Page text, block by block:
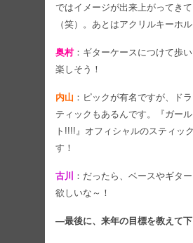
ではイメージが出来上がってき
（笑）。あとはアクリルキーホル
奥村：ギターケースにつけて歩い
楽しそう！
内山 ：ピックが有名ですが、ド
ティックもあるんです。『ガー
ト!!!!』オフィシャルのスティッ
す！
古川
：だったら、ベースやギタ
欲しいな～！
―最後に、来年の目標を教えて下